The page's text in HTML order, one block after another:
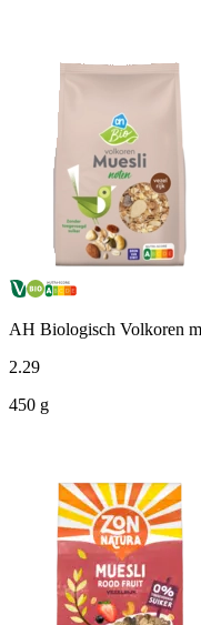
AH Biologisch Volkoren
2.29
450 g